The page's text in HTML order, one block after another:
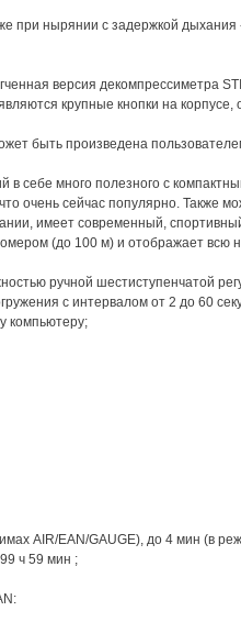
при нырянии с задержкой
версия декомпрессиметра
крупные кнопки на
быть произведена
себе много полезного с
очень сейчас популярно. Также
имеет современный,
(до 100 м) и отображает
ручной шестиступенчатой
с интервалом от 2 до 60
компьютеру;
AIR/EAN/GAUGE), до 4 мин (в
ч 59 мин ;